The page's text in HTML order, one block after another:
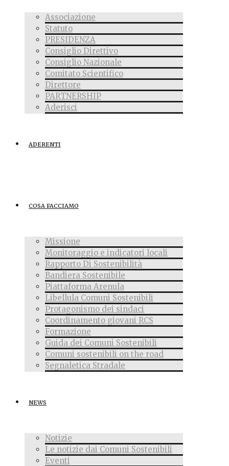
Associazione
Statuto
PRESIDENZA
Consiglio Direttivo
Consiglio Nazionale
Comitato Scientifico
Direttore
PARTNERSHIP
Aderisci
ADERENTI
COSA FACCIAMO
Missione
Monitoraggio e indicatori locali
Rapporto Di Sostenibilità
Bandiera Sostenibile
Piattaforma Arenula
Libellula Comuni Sostenibili
Protagonismo dei sindaci
Coordinamento giovani RCS
Formazione
Guida dei Comuni Sostenibili
Comuni sostenibili on the road
Segnaletica Stradale
NEWS
Notizie
Le notizie dai Comuni Sostenibili
Eventi